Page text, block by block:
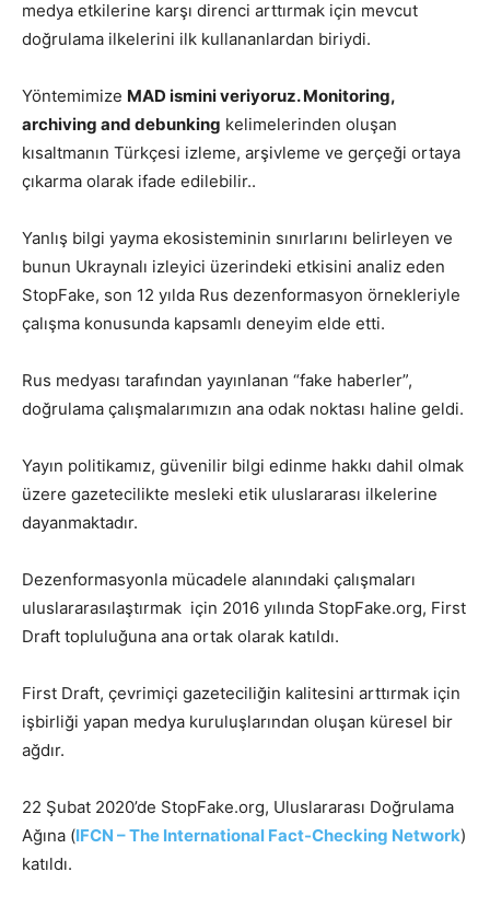
medya etkilerine karşı direnci arttırmak için mevcut
doğrulama ilkelerini ilk kullananlardan biriydi.
Yöntemimize MAD ismini veriyoruz. Monitoring,
archiving and debunking kelimelerinden oluşan
kısaltmanın Türkçesi izleme, arşivleme ve gerçeği ortaya
çıkarma olarak ifade edilebilir..
Yanlış bilgi yayma ekosisteminin sınırlarını belirleyen ve
bunun Ukraynalı izleyici üzerindeki etkisini analiz eden
StopFake, son 12 yılda Rus dezenformasyon örnekleriyle
çalışma konusunda kapsamlı deneyim elde etti.
Rus medyası tarafından yayınlanan “fake haberler”,
doğrulama çalışmalarımızın ana odak noktası haline geldi.
Yayın politikamız, güvenilir bilgi edinme hakkı dahil olmak
üzere gazetecilikte mesleki etik uluslararası ilkelerine
dayanmaktadır.
Dezenformasyonla mücadele alanındaki çalışmaları
uluslararasılaştırmak için 2016 yılında StopFake.org, First
Draft topluluğuna ana ortak olarak katıldı.
First Draft, çevrimiçi gazeteciliğin kalitesini arttırmak için
işbirliği yapan medya kuruluşlarından oluşan küresel bir
ağdır.
22 Şubat 2020’de StopFake.org, Uluslararası Doğrulama
Ağına (IFCN – The International Fact-Checking Network)
katıldı.